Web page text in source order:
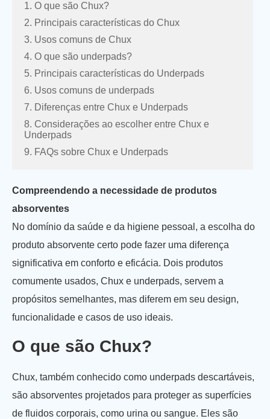
1. O que são Chux?
2. Principais características do Chux
3. Usos comuns de Chux
4. O que são underpads?
5. Principais características do Underpads
6. Usos comuns de underpads
7. Diferenças entre Chux e Underpads
8. Considerações ao escolher entre Chux e
Underpads
9. FAQs sobre Chux e Underpads
Compreendendo a necessidade de produtos
absorventes
No domínio da saúde e da higiene pessoal, a escolha do
produto absorvente certo pode fazer uma diferença
significativa em conforto e eficácia. Dois produtos
comumente usados, Chux e underpads, servem a
propósitos semelhantes, mas diferem em seu design,
funcionalidade e casos de uso ideais.
O que são Chux?
Chux, também conhecido como underpads descartáveis,
são absorventes projetados para proteger as superfícies
de fluidos corporais, como urina ou sangue. Eles são